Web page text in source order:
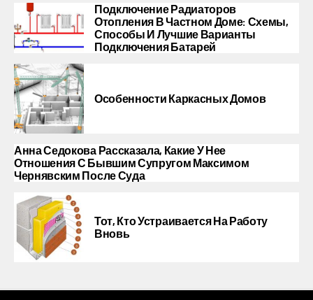
Подключение Радиаторов
Отопления В Частном Доме: Схемы,
Способы И Лучшие Варианты
Подключения Батарей
Особенности Каркасных Домов
Анна Седокова Рассказала, Какие У Нее
Отношения С Бывшим Супругом Максимом
Чернявским После Суда
Тот, Кто Устраивается На Работу
Вновь